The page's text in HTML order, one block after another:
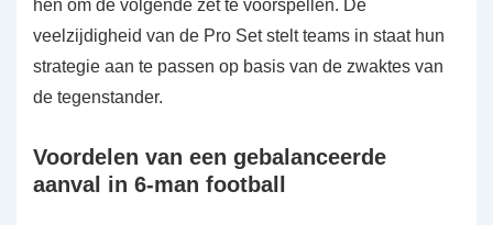
hen om de volgende zet te voorspellen. De
veelzijdigheid van de Pro Set stelt teams in staat hun
strategie aan te passen op basis van de zwaktes van
de tegenstander.
Voordelen van een gebalanceerde
aanval in 6-man football